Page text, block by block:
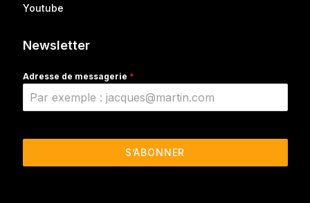
Youtube
Newsletter
Adresse de messagerie *
S’ABONNER